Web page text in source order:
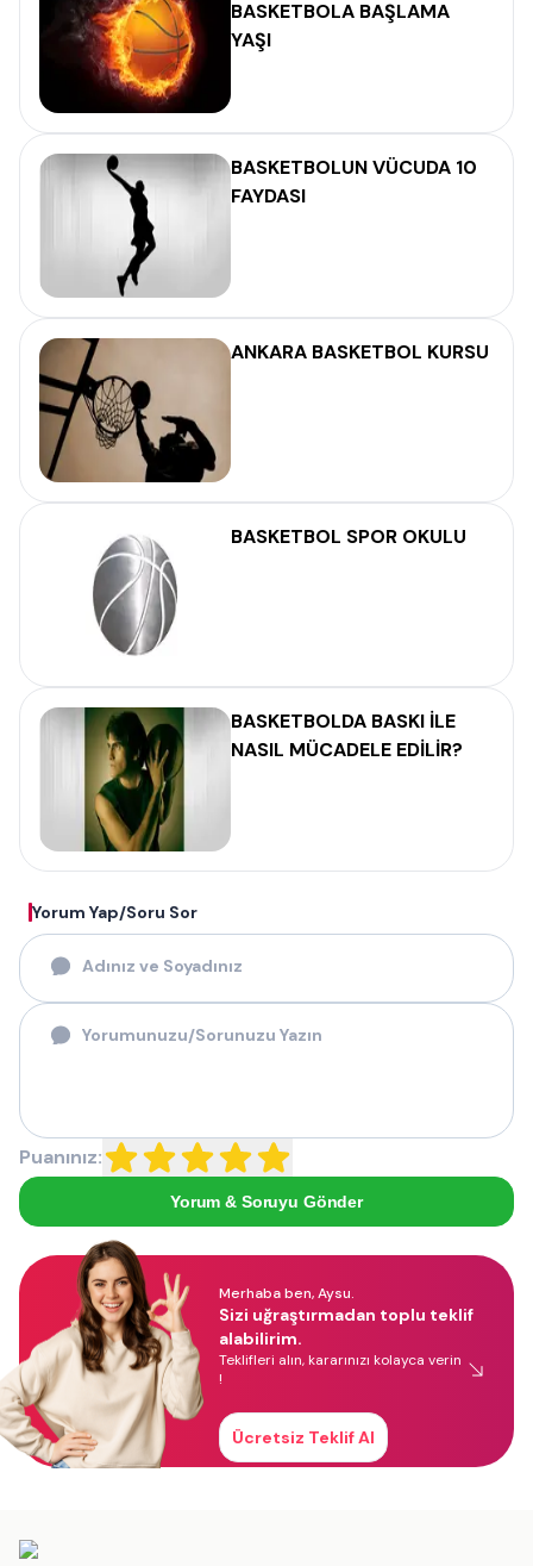
BASKETBOLA BAŞLAMA
YAŞI
BASKETBOLUN VÜCUDA 10
FAYDASI
ANKARA BASKETBOL KURSU
BASKETBOL SPOR OKULU
BASKETBOLDA BASKI İLE
NASIL MÜCADELE EDİLİR?
Yorum Yap/Soru Sor
Puanınız:
Yorum & Soruyu Gönder
Merhaba ben, Aysu.
Sizi uğraştırmadan toplu teklif
alabilirim.
Teklifleri alın, kararınızı kolayca verin
!
Ücretsiz Teklif Al